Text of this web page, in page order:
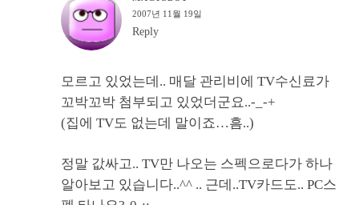
2007년 11월 19일
Reply
모르고 있었는데.. 매달 관리비에 TV수신료가
꼬박꼬박 첨부되고 있었더군요..-_-+
(집에 TV도 없는데 말이죠…흠..)
정말 값싸고.. TV만 나오는 스펙으로다가 하나
알아보고 있습니다..^^ .. 근데..TV카드도.. PC스